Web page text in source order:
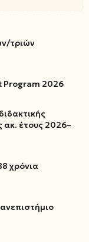
τριών
Program 2026
ακ. έτους 2026–
χρόνια